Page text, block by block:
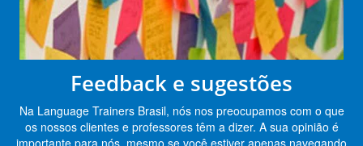
Feedback e sugestões
Na Language Trainers Brasil, nós nos preocupamos com o que
os nossos clientes e professores têm a dizer. A sua opinião é